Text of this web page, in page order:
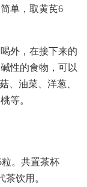
单，取黄芪6
外，在接下来的
性的食物，可以
、油菜、洋葱、
等。
。共置茶杯
饮用。